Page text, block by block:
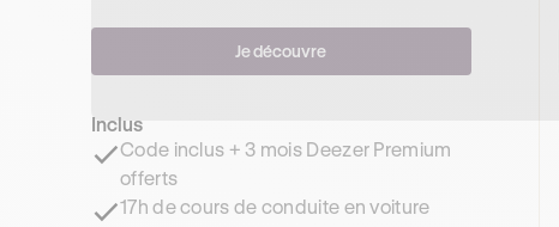
Je découvre
Inclus
Code inclus + 3 mois Deezer Premium
offerts
17h de cours de conduite en voiture